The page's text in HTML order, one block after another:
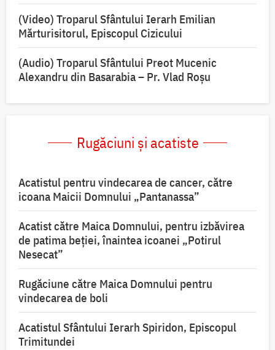
(Video) Troparul Sfântului Ierarh Emilian
Mărturisitorul, Episcopul Cizicului
(Audio) Troparul Sfântului Preot Mucenic
Alexandru din Basarabia – Pr. Vlad Roșu
Rugăciuni și acatiste
Acatistul pentru vindecarea de cancer, către
icoana Maicii Domnului „Pantanassa”
Acatist către Maica Domnului, pentru izbăvirea
de patima beției, înaintea icoanei „Potirul
Nesecat”
Rugăciune către Maica Domnului pentru
vindecarea de boli
Acatistul Sfântului Ierarh Spiridon, Episcopul
Trimitundei